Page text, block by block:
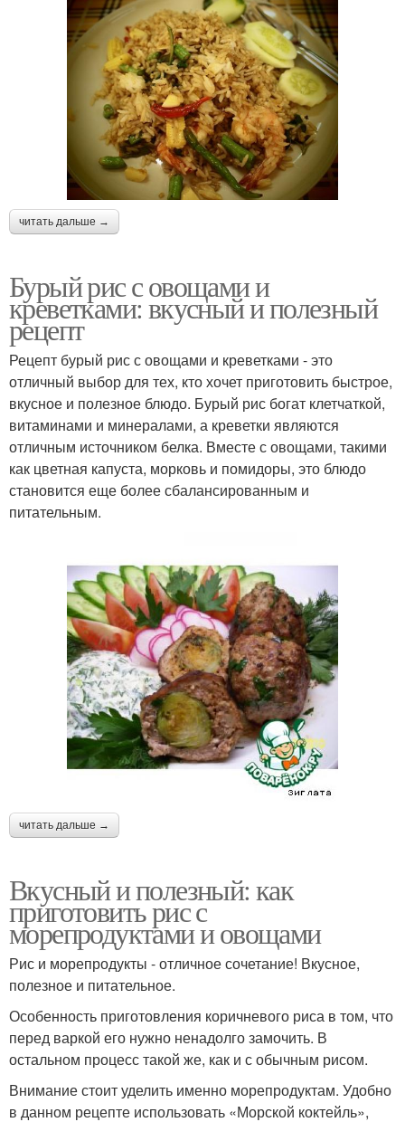
читать дальше →
Бурый рис с овощами и
креветками: вкусный и полезный
рецепт
Рецепт бурый рис с овощами и креветками - это
отличный выбор для тех, кто хочет приготовить быстрое,
вкусное и полезное блюдо. Бурый рис богат клетчаткой,
витаминами и минералами, а креветки являются
отличным источником белка. Вместе с овощами, такими
как цветная капуста, морковь и помидоры, это блюдо
становится еще более сбалансированным и
питательным.
читать дальше →
Вкусный и полезный: как
приготовить рис с
морепродуктами и овощами
Рис и морепродукты - отличное сочетание! Вкусное,
полезное и питательное.
Особенность приготовления коричневого риса в том, что
перед варкой его нужно ненадолго замочить. В
остальном процесс такой же, как и с обычным рисом.
Внимание стоит уделить именно морепродуктам. Удобно
в данном рецепте использовать «Морской коктейль»,